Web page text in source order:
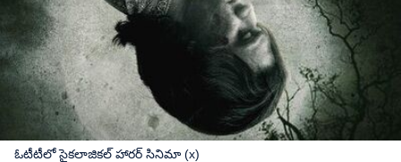
ఓటీటీలో సైకలాజికల్ హారర్ సినిమా (x)